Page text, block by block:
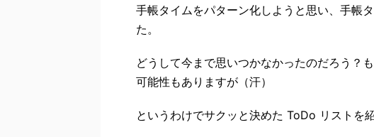
手帳タイムをパターン化しようと思い、手帳
た。
どうして今まで思いつかなかったのだろう？
可能性もありますが（汗）
というわけでサクッと決めた ToDo リストを紹